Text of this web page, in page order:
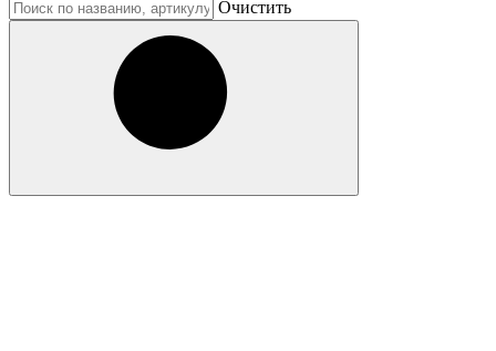
Очистить